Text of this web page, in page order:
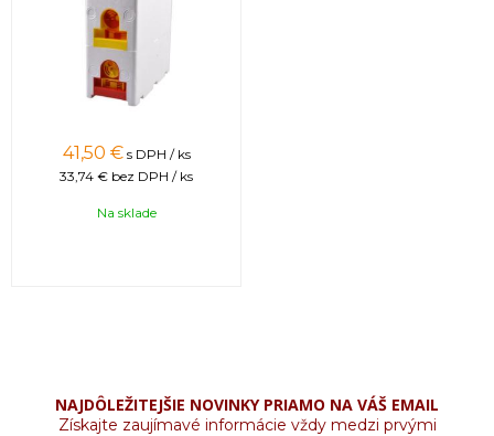
41,50 € s DPH / ks
33,74 € bez DPH / ks
Na sklade
NAJDÔLEŽITEJŠIE NOVINKY PRIAMO NA VÁŠ EMAIL
Získajte zaujímavé informácie vždy medzi prvými